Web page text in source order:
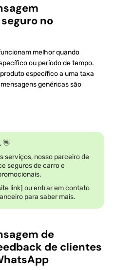
no
melhor quando
ou período de tempo.
específico a uma taxa
genéricas são
👋
serviços, nosso parceiro de
seguros de carro e
link] ou entrar em contato
para saber mais.
de
de clientes